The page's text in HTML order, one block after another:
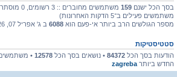
בסך הכל ישנם 159
משתמשים פעילים ב־5 הדקות האחרונות)
מספר הגולשים הרב ביותר אי-פעם הוא 6088 ב ג' אפריל 07, 2026 3:39 am
סטטיסטיקות
הודעות בסך הכל 84372 • נושאים בסך הכל 12578
•
החדש ביותר zagreba